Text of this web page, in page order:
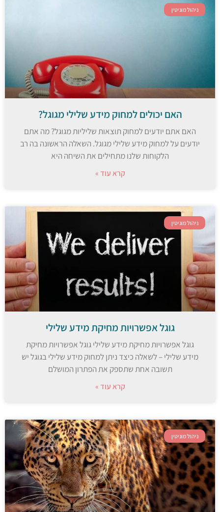
ניהול מוניטין
האם יכולים למחוק מידע שלילי מגוגל?
האם אתם יודעים למחוק תוצאות שליליות מגוגל? מה אתם
יודעים על למחוק מידע שלילי מגוגל. השאלה הראשונה בה רב
הלקוחות שלנו מתחילים את השיחה היא
קרא עוד »
ניהול מוניטין
גוגל אפשרויות מחיקת מידע שלילי
גוגל אפשרויות מחיקת מידע שלילי גוגל אפשרויות מחיקת
מידע שלילי – לשאלה כיצד ניתן למחוק מידע שלילי בגוגל יש
תשובה אחת שתספק את הפתרון המושלם
קרא עוד »
ניהול מוניטין